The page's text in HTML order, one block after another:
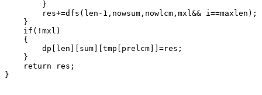
        }
        res+=dfs(len-1,nowsum,nowlcm,mxl&& i==maxlen);
    }
    if(!mxl)
    {
        dp[len][sum][tmp[prelcm]]=res;
    }
    return res;
}